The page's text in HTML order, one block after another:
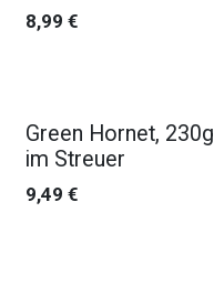
8,99 €
Green Hornet, 230g
im Streuer
9,49 €